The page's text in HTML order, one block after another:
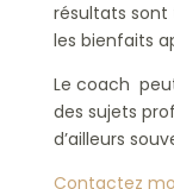
résultats sont
les bienfaits
Le coach
des sujets
d’ailleurs
Contactez